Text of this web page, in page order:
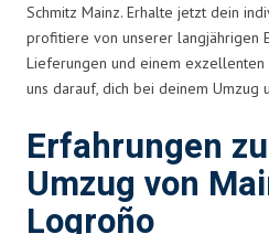
Schmitz Mainz. Erhalte jetzt dein
profitiere von unserer langjährigen
Lieferungen und einem exzellenten
uns darauf, dich bei deinem Umzug
Erfahrungen
Umzug von
Logroño